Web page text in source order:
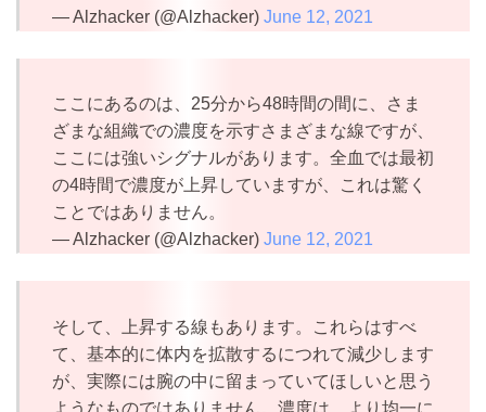
— Alzhacker (@Alzhacker) June 12, 2021
ここにあるのは、25分から48時間の間に、さま
ざまな組織での濃度を示すさまざまな線ですが、
ここには強いシグナルがあります。全血では最初
の4時間で濃度が上昇していますが、これは驚く
ことではありません。
— Alzhacker (@Alzhacker) June 12, 2021
そして、上昇する線もあります。これらはすべ
て、基本的に体内を拡散するにつれて減少します
が、実際には腕の中に留まっていてほしいと思う
ようなものではありません。濃度は、より均一に